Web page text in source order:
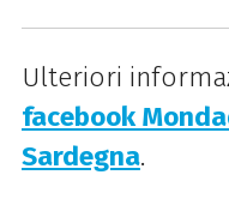
Ulteriori
facebook
Sardegna.